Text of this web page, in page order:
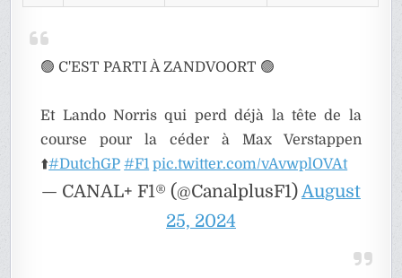
🟢 C'EST PARTI À ZANDVOORT 🟢
Et Lando Norris qui perd déjà la tête de la
course pour la céder à Max Verstappen
⬆️#DutchGP #F1 pic.twitter.com/vAvwplOVAt
— CANAL+ F1® (@CanalplusF1)August
25, 2024